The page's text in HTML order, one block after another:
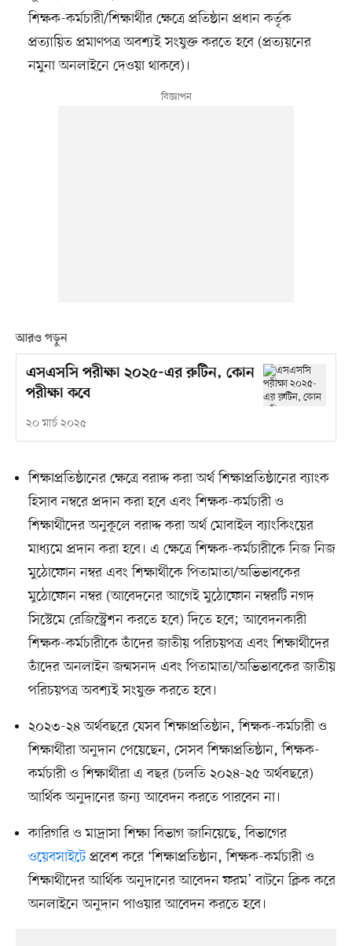
শিক্ষক-কর্মচারী/শিক্ষার্থীর ক্ষেত্রে প্রতিষ্ঠান প্রধান কর্তৃক
প্রত্যায়িত প্রমাণপত্র অবশ্যই সংযুক্ত করতে হবে (প্রত্যয়নের
নমুনা অনলাইনে দেওয়া থাকবে)।
আরও পড়ুন
এসএসসি পরীক্ষা ২০২৫-এর রুটিন, কোন
পরীক্ষা কবে
২০ মার্চ ২০২৫
শিক্ষাপ্রতিষ্ঠানের ক্ষেত্রে বরাদ্দ করা অর্থ শিক্ষাপ্রতিষ্ঠানের ব্যাংক
হিসাব নম্বরে প্রদান করা হবে এবং শিক্ষক-কর্মচারী ও
শিক্ষার্থীদের অনুকূলে বরাদ্দ করা অর্থ মোবাইল ব্যাংকিংয়ের
মাধ্যমে প্রদান করা হবে। এ ক্ষেত্রে শিক্ষক-কর্মচারীকে নিজ নিজ
মুঠোফোন নম্বর এবং শিক্ষার্থীকে পিতামাতা/অভিভাবকের
মুঠোফোন নম্বর (আবেদনের আগেই মুঠোফোন নম্বরটি নগদ
সিস্টেমে রেজিস্ট্রেশন করতে হবে) দিতে হবে; আবেদনকারী
শিক্ষক-কর্মচারীকে তাঁদের জাতীয় পরিচয়পত্র এবং শিক্ষার্থীদের
তাঁদের অনলাইন জন্মসনদ এবং পিতামাতা/অভিভাবকের জাতীয়
পরিচয়পত্র অবশ্যই সংযুক্ত করতে হবে।
২০২৩-২৪ অর্থবছরে যেসব শিক্ষাপ্রতিষ্ঠান, শিক্ষক-কর্মচারী ও
শিক্ষার্থীরা অনুদান পেয়েছেন, সেসব শিক্ষাপ্রতিষ্ঠান, শিক্ষক-
কর্মচারী ও শিক্ষার্থীরা এ বছর (চলতি ২০২৪-২৫ অর্থবছরে)
আর্থিক অনুদানের জন্য আবেদন করতে পারবেন না।
কারিগরি ও মাদ্রাসা শিক্ষা বিভাগ জানিয়েছে, বিভাগের
ওয়েবসাইটেপ্রবেশ করে ‘শিক্ষাপ্রতিষ্ঠান, শিক্ষক-কর্মচারী ও
শিক্ষার্থীদের আর্থিক অনুদানের আবেদন ফরম’ বাটনে ক্লিক করে
অনলাইনে অনুদান পাওয়ার আবেদন করতে হবে।